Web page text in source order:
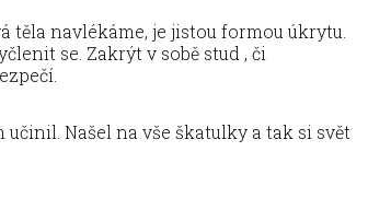
těla navlékáme, je jistou formou úkrytu.
se. Zakrýt v sobě stud , či
Našel na vše škatulky a tak si svět